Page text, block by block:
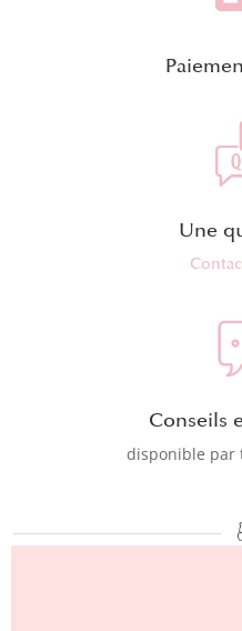
Une
Conseils
disponible par